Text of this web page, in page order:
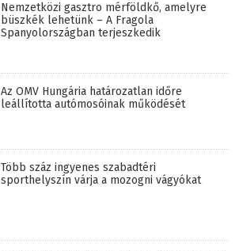
Nemzetközi gasztro mérföldkő, amelyre
büszkék lehetünk – A Fragola
Spanyolországban terjeszkedik
Az OMV Hungária határozatlan időre
leállította autómosóinak működését
Több száz ingyenes szabadtéri
sporthelyszín várja a mozogni vágyókat